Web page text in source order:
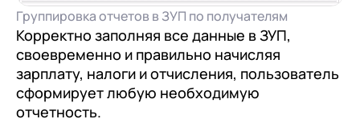
Группировка отчетов в ЗУП по получателям
Корректно заполняя все данные в ЗУП,
своевременно и правильно начисляя
зарплату, налоги и отчисления, пользователь
сформирует любую необходимую
отчетность.